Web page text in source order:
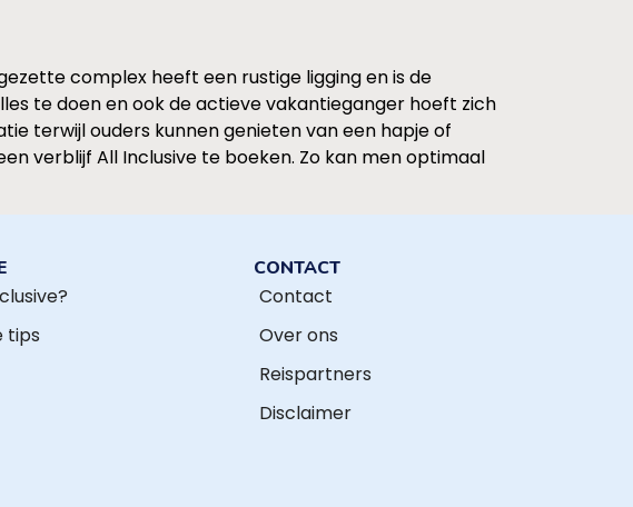
complex heeft een rustige ligging en is de
te doen en ook de actieve vakantieganger hoeft zich
terwijl ouders kunnen genieten van een hapje of
verblijf All Inclusive te boeken. Zo kan men optimaal
tips
CONTACT
Contact
Over ons
Reispartners
Disclaimer